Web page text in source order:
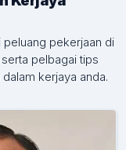
pekerjaan di
pelbagai tips
kerjaya anda.